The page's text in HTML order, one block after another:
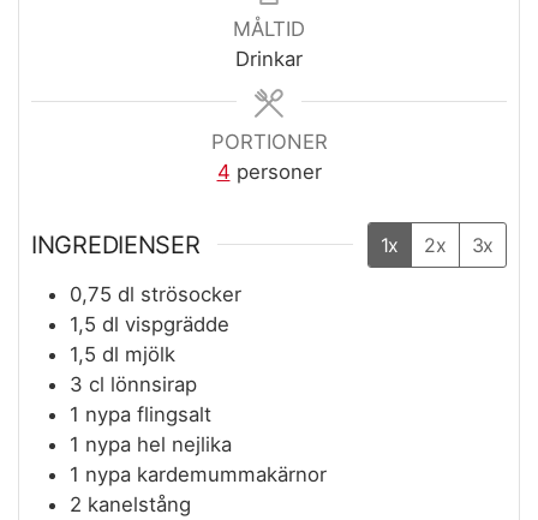
MÅLTID
Drinkar
PORTIONER
4 personer
INGREDIENSER 1x 2x 3x
0,75 dl strösocker
1,5 dl vispgrädde
1,5 dl mjölk
3 cl lönnsirap
1 nypa flingsalt
1 nypa hel nejlika
1 nypa kardemummakärnor
2 kanelstång